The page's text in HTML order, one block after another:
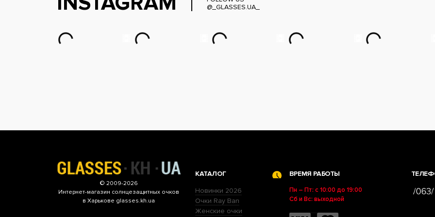
@_GLASSES.UA_
© 2009-2026
Интернет-магазин солнцезащитных очков
в Харькове glasses.kh.ua
КАТАЛОГ
Новинки 2026
Очки Ray Ban
Женские очки
ВРЕМЯ РАБОТЫ
Пн – Пт: с 10:00 до 19:00
Сб и Вс: выходной